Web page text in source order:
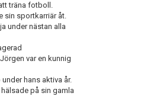
träna fotboll.
sin sportkarriär åt.
under nästan alla
var en kunnig
hans aktiva år.
på sin gamla